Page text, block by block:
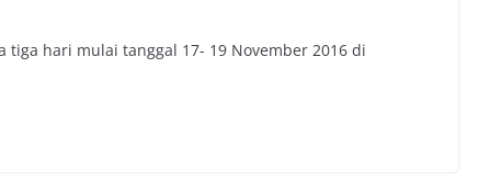
tiga hari mulai tanggal 17- 19 November 2016 di